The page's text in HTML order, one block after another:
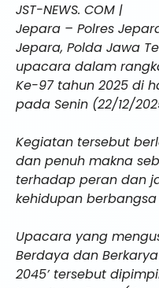
JST-NEWS. COM |
Jepara – Polres
Jepara, Polda Jawa
upacara dalam
Ke-97 tahun 2025 di
pada Senin (22/12/
Kegiatan tersebut
dan penuh makna
terhadap peran dan
kehidupan
Upacara yang
Berdaya dan
2045’ tersebut